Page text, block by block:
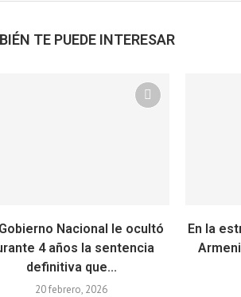
TE PUEDE INTERESAR
Gobierno Nacional le ocultó
4 años la sentencia
definitiva que...
20 febrero, 2026
En la